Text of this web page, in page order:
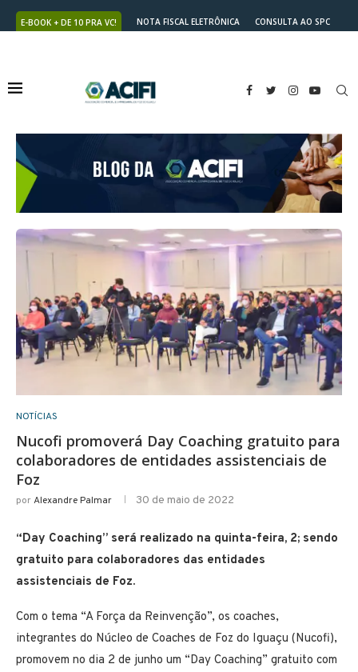
E-BOOK + DE 10 PRA VC! NOTA FISCAL ELETRÔNICA
CONSULTA AO SPC
NOTÍCIAS
Nucofi promoverá Day Coaching gratuito para
colaboradores de entidades assistenciais de
Foz
porAlexandre Palmar 30 de maio de 2022
“Day Coaching” será realizado na quinta-feira, 2; sendo
gratuito para colaboradores das entidades
assistenciais de Foz.
Com o tema “A Força da Reinvenção”, os coaches,
integrantes do Núcleo de Coaches de Foz do Iguaçu (Nucofi),
promovem no dia 2 de junho um “Day Coaching” gratuito com